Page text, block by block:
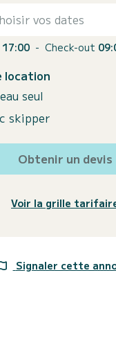
vos dates
17:00 - Check-out
location
seul
skipper
Obtenir un devis
Voir la grille
Signaler cette